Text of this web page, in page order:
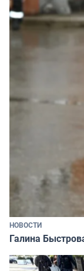
НОВОСТИ
Галина